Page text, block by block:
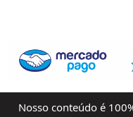
Nosso conteúdo é